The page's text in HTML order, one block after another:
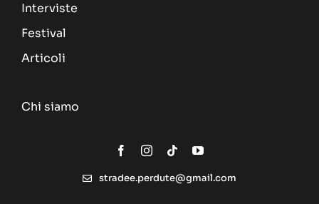
Interviste
Festival
Articoli
Chi siamo
stradee.perdute@gmail.com